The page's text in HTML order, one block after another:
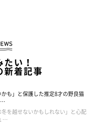
い！
新着記事
かも」と保護した推定8才の野良猫
…
冬を越せないかもしれない」と心配
…